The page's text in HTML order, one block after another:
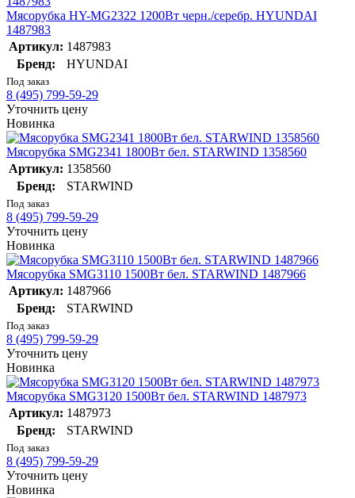
Мясорубка HY-MG2322 1200Вт черн./серебр. HYUNDAI
1487983
Артикул: 1487983
Бренд:
HYUNDAI
Под заказ
8 (495) 799-59-29
Уточнить цену
Новинка
Мясорубка SMG2341 1800Вт бел. STARWIND 1358560
Артикул: 1358560
Бренд:
STARWIND
Под заказ
8 (495) 799-59-29
Уточнить цену
Новинка
Мясорубка SMG3110 1500Вт бел. STARWIND 1487966
Артикул: 1487966
Бренд:
STARWIND
Под заказ
8 (495) 799-59-29
Уточнить цену
Новинка
Мясорубка SMG3120 1500Вт бел. STARWIND 1487973
Артикул: 1487973
Бренд:
STARWIND
Под заказ
8 (495) 799-59-29
Уточнить цену
Новинка